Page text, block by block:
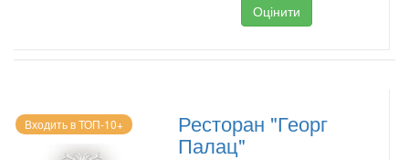
Оцінити
Входить в ТОП-10+ Ресторан "Георг
Палац"